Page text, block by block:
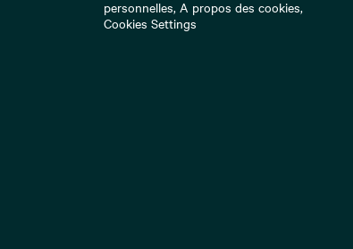
personnelles, A propos des cookies,
Cookies Settings